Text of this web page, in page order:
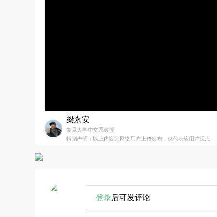
梁永安
复旦大学中文系教授
特别声明：以上内容为网络用户上传发布，仅代表该用户观点
登录后可发评论